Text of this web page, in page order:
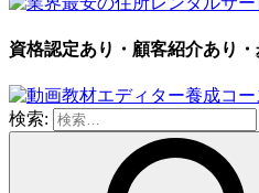
資格認定あり・顧客紹介あり
検索: